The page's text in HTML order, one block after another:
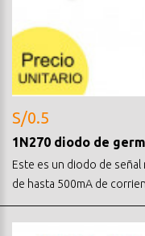
S/0.5
1N270 diodo de
Este es un diodo de señal
de hasta 500mA de